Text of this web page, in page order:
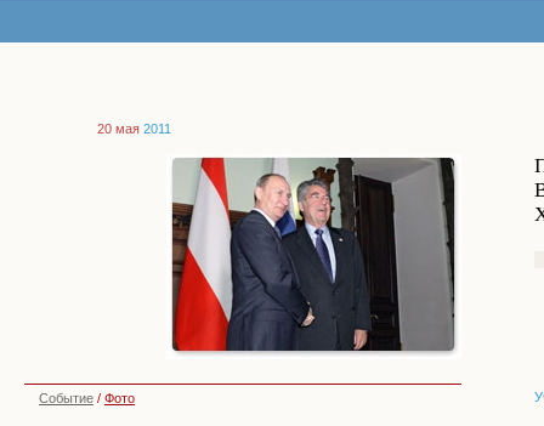
20 мая 2011
Событие / Фото